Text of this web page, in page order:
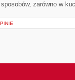
zarówno w